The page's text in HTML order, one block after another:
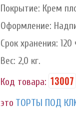
Покрытие: Крем
Оформление:
Срок хранения:
Вес: 2,0 кг.
Код товара: 13007
это ТОРТЫ ПОД